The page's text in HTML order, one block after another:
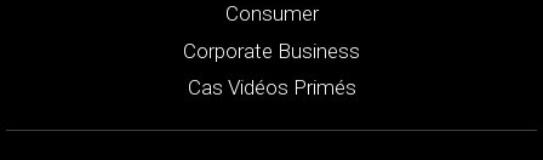
Consumer
Corporate Business
Cas Vidéos Primés